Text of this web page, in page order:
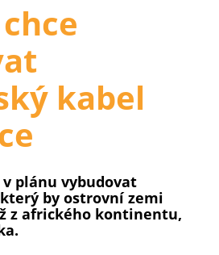
kabel
plánu vybudovat
by ostrovní zemi
z afrického kontinentu,